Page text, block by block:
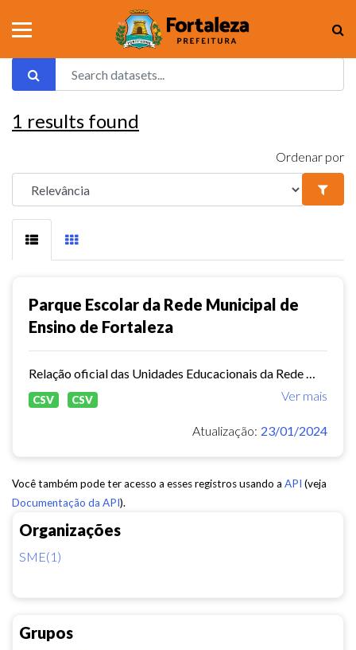
Organizações
SME(1)
Grupos
1 results found
Ordenar por
Parque Escolar da Rede Municipal de
Ensino de Fortaleza
Ver mais
CSV CSV
Atualização: 23/01/2024
Você também pode ter acesso a esses registros usando a API (veja
Documentação da API).